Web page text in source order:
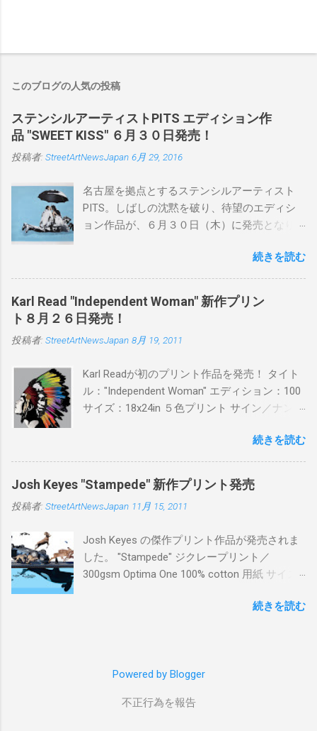
このブログの人気の投稿
ステンシルアーティストPITS エディション作
品 "SWEET KISS" ６月３０日発売！
投稿者: StreetArtNewsJapan 6月 29, 2016
名古屋を拠点とするステンシルアーティスト
PITS。しばしの沈黙を破り、待望のエディシ
ョン作品が、６月３０日（木）に発売となり
品に落とし込むスタイルは今作でも健在。(
PITSの過去記事はこちらから ) 発売日：6月30
日(木)19時 タイトル：SWEET KISS カラー：
BLUE/MINT GREEN/PINK/YELLOW エディショ
ン：各色５ サイズ：800mm × 550mm 価格：
¥16,000(¥17,280) 購入は、 こちら から
続きを読む
Karl Read "Independent Woman" 新作プリン
ト８月２６日発売！
投稿者: StreetArtNewsJapan 8月 19, 2011
Karl Readが初のプリント作品を発売！ タイト
ル："Independent Woman" エディション：100
サイズ：18x24in ５色プリント サイン／ナンバ
ドフィニッシュバージョン（エディション：
25）$125 購入は８月２６日に こちら から
続きを読む
Josh Keyes "Stampede" 新作プリント発売
投稿者: StreetArtNewsJapan 11月 15, 2011
Josh Keyes の傑作プリント作品が発売されま
した。 "Stampede" ジクレープリント／
300gsm Optima One 100% cotton 用紙 サイズ:
ィション：350 価格: $350 + 送料 購入は こち
続きを読む
Powered by Blogger
不正行為を報告